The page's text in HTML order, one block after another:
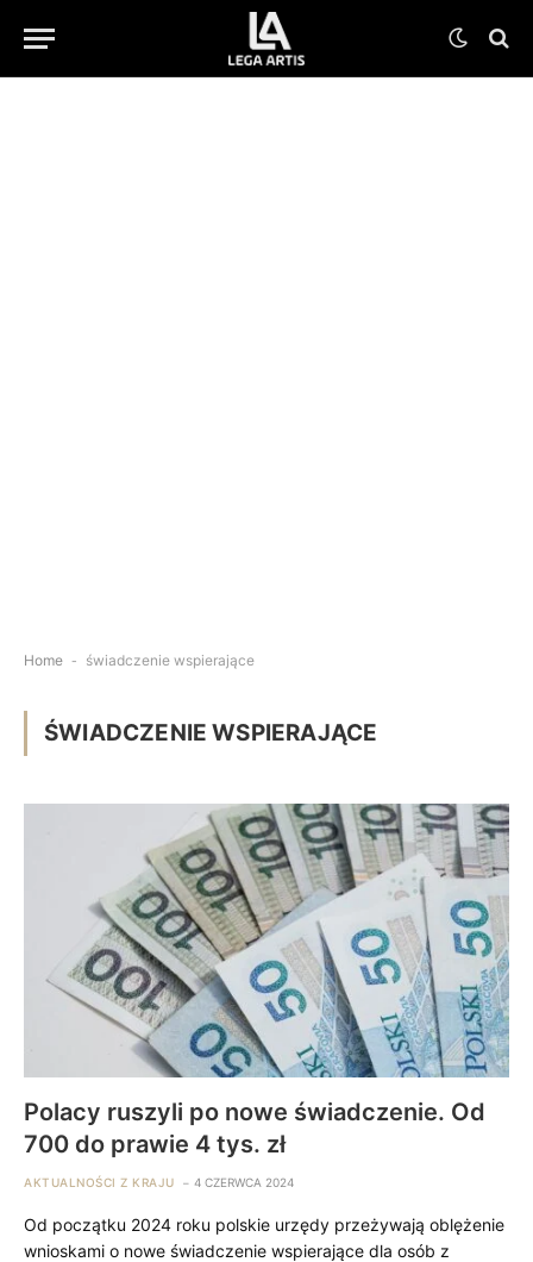
Home - świadczenie wspierające
ŚWIADCZENIE WSPIERAJĄCE
Polacy ruszyli po nowe świadczenie. Od
700 do prawie 4 tys. zł
AKTUALNOŚCI Z KRAJU 4 CZERWCA 2024
Od początku 2024 roku polskie urzędy przeżywają oblężenie
wnioskami o nowe świadczenie wspierające dla osób z